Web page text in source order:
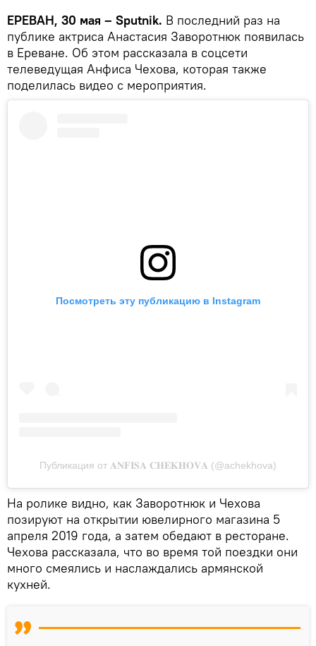
ЕРЕВАН, 30 мая – Sputnik. В последний раз на
публике актриса Анастасия Заворотнюк появилась
в Ереване. Об этом рассказала в соцсети
телеведущая Анфиса Чехова, которая также
поделилась видео с мероприятия.
Посмотреть эту публикацию в Instagram
Публикация от 𝐀𝐍𝐅𝐈𝐒𝐀 𝐂𝐇𝐄𝐊𝐇𝐎𝐕𝐀 (@achekhova)
На ролике видно, как Заворотнюк и Чехова
позируют на открытии ювелирного магазина 5
апреля 2019 года, а затем обедают в ресторане.
Чехова рассказала, что во время той поездки они
много смеялись и наслаждались армянской
кухней.